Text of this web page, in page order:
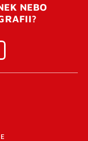
NEBO